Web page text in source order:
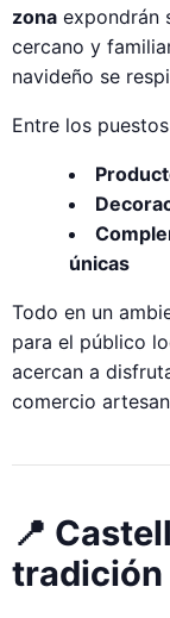
zona expondrán
cercano y
navideño se
Entre los
únicas
Todo en un
para el público
acercan a
comercio
📍
tradición